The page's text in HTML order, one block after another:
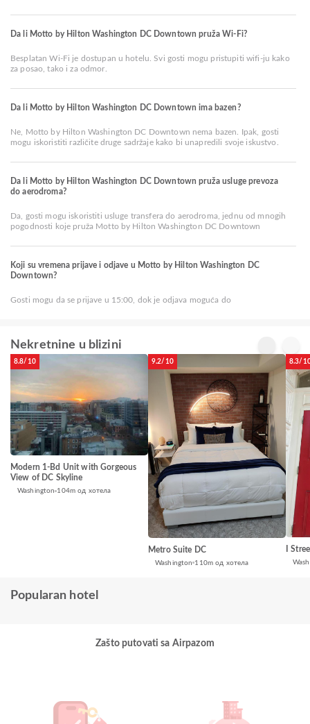
Da li Motto by Hilton Washington DC Downtown pruža Wi-Fi?
Besplatan Wi-Fi je dostupan u hotelu. Svi gosti mogu pristupiti wifi-ju kako
za posao, tako i za odmor.
Da li Motto by Hilton Washington DC Downtown ima bazen?
Ne, Motto by Hilton Washington DC Downtown nema bazen. Ipak, gosti
mogu iskoristiti različite druge sadržaje kako bi unapredili svoje iskustvo.
Da li Motto by Hilton Washington DC Downtown pruža usluge prevoza
do aerodroma?
Da, gosti mogu iskoristiti usluge transfera do aerodroma, jednu od mnogih
pogodnosti koje pruža Motto by Hilton Washington DC Downtown
Koji su vremena prijave i odjave u Motto by Hilton Washington DC
Downtown?
Gosti mogu da se prijave u 15:00, dok je odjava moguća do
Nekretnine u blizini
8.8/10
Modern 1-Bd Unit with Gorgeous
View of DC Skyline
Washington 104m од хотела
9.2/10
Metro Suite DC
Washington 110m од хотела
8.3/
I
Popularan hotel
Zašto putovati sa Airpazom